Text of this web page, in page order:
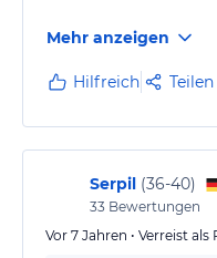
Mehr anzeigen
Hilfreich Teilen
Serpil (36-40)
33 Bewertungen
Vor 7 Jahren • Verreist